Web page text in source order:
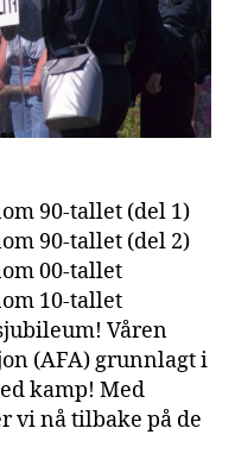
90-tallet (del 1)
90-tallet (del 2)
00-tallet
10-tallet
Våren
(AFA) grunnlagt i
kamp! Med
vi nå tilbake på de